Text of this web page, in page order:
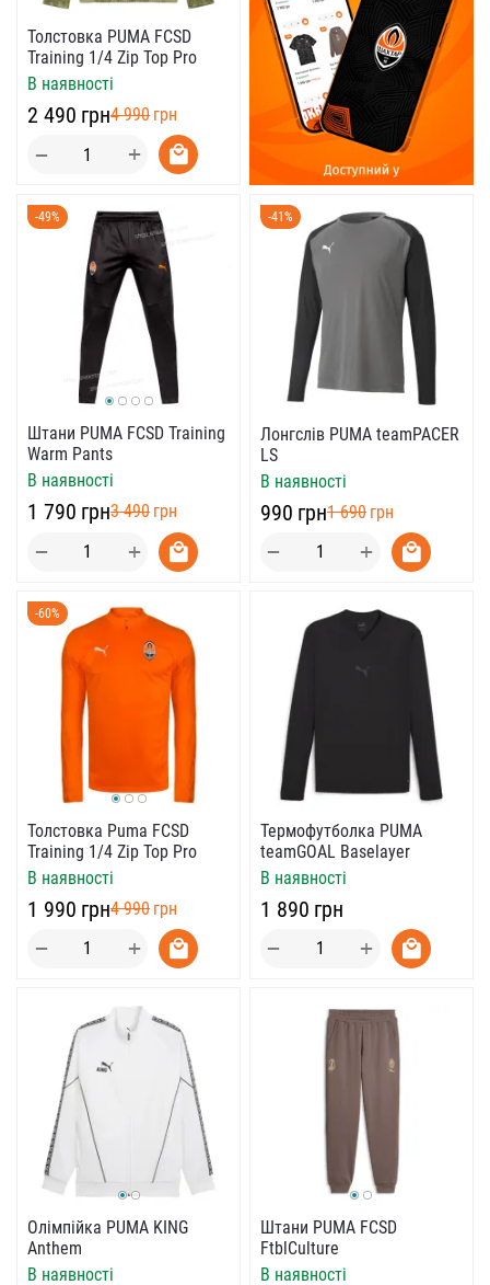
Толстовка PUMA FCSD
Training 1/4 Zip Top Pro
В наявності
‍2 490‍ грн‍4 990‍ грн
+
−
-49%
Штани PUMA FCSD Training
Warm Pants
В наявності
‍1 790‍ грн‍3 490‍ грн
+
−
-41%
Лонгслів PUMA teamPACER
LS
В наявності
‍990‍ грн‍1 690‍ грн
+
−
-60%
Толстовка Puma FCSD
Training 1/4 Zip Top Pro
В наявності
‍1 990‍ грн‍4 990‍ грн
+
−
Термофутболка PUMA
teamGOAL Baselayer
В наявності
‍1 890‍ грн
+
−
Олімпійка PUMA KING
Anthem
В наявності
Штани PUMA FCSD
FtblCulture
В наявності